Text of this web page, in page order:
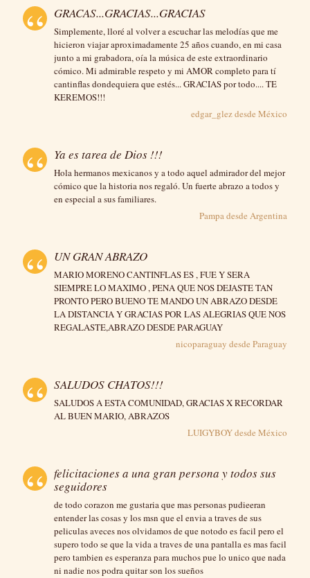
GRACAS...GRACIAS...GRACIAS
Simplemente, lloré al volver a escuchar las melodías que me
hicieron viajar aproximadamente 25 años cuando, en mi casa
junto a mi grabadora, oía la música de este extraordinario
cómico. Mi admirable respeto y mi AMOR completo para tí
cantinflas dondequiera que estés... GRACIAS por todo.... TE
KEREMOS!!!
edgar_glez desde México
Ya es tarea de Dios !!!
Hola hermanos mexicanos y a todo aquel admirador del mejor
cómico que la historia nos regaló. Un fuerte abrazo a todos y
en especial a sus familiares.
Pampa desde Argentina
UN GRAN ABRAZO
MARIO MORENO CANTINFLAS ES , FUE Y SERA
SIEMPRE LO MAXIMO , PENA QUE NOS DEJASTE TAN
PRONTO PERO BUENO TE MANDO UN ABRAZO DESDE
LA DISTANCIA Y GRACIAS POR LAS ALEGRIAS QUE NOS
REGALASTE,ABRAZO DESDE PARAGUAY
nicoparaguay desde Paraguay
SALUDOS CHATOS!!!
SALUDOS A ESTA COMUNIDAD, GRACIAS X RECORDAR
AL BUEN MARIO, ABRAZOS
LUIGYBOY desde México
felicitaciones a una gran persona y todos sus
seguidores
de todo corazon me gustaria que mas personas pudieeran
entender las cosas y los msn que el envia a traves de sus
peliculas aveces nos olvidamos de que notodo es facil pero el
supero todo se que la vida a traves de una pantalla es mas facil
pero tambien es esperanza para muchos pue lo unico que nada
ni nadie nos podra quitar son los sueños